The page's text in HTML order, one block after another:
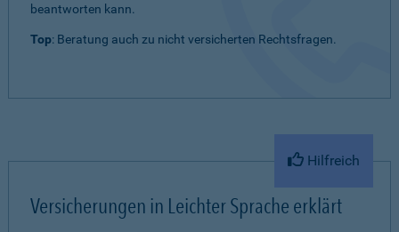
beantworten kann.
Top: Beratung auch zu nicht versicherten Rechtsfragen.
Hilfreich
Versicherungen in Leichter Sprache erklärt